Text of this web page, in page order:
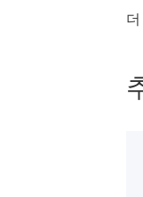
더